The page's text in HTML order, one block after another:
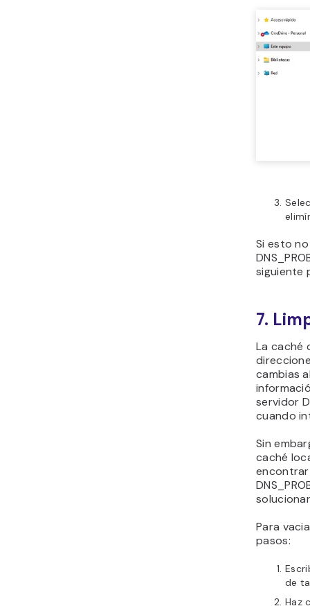
Si esto
siguiente
7.
La caché
cambias
servidor
cuando
Sin
caché
Para
pasos:
de
Haz